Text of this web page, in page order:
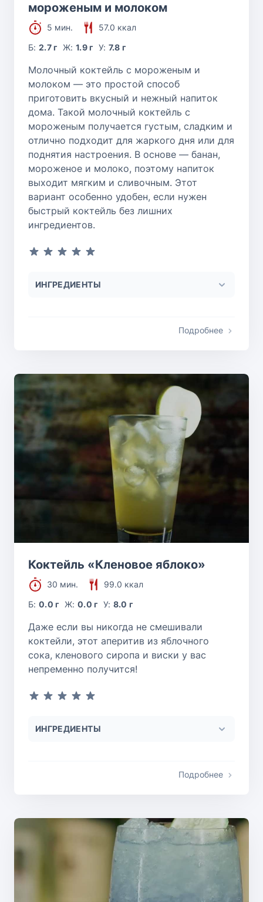
мороженым и молоком
5 мин.
57.0 ккал
Б:2.7 г Ж: 1.9 г У: 7.8 г
Молочный коктейль с мороженым и
молоком — это простой способ
приготовить вкусный и нежный напиток
дома. Такой молочный коктейль с
мороженым получается густым, сладким и
отлично подходит для жаркого дня или для
поднятия настроения. В основе — банан,
мороженое и молоко, поэтому напиток
выходит мягким и сливочным. Этот
вариант особенно удобен, если нужен
быстрый коктейль без лишних
ингредиентов.
ИНГРЕДИЕНТЫ
Подробнее
Коктейль «Кленовое яблоко»
30 мин.
99.0 ккал
Б:0.0 г Ж: 0.0 г У: 8.0 г
Даже если вы никогда не смешивали
коктейли, этот аперитив из яблочного
сока, кленового сиропа и виски у вас
непременно получится!
ИНГРЕДИЕНТЫ
Подробнее